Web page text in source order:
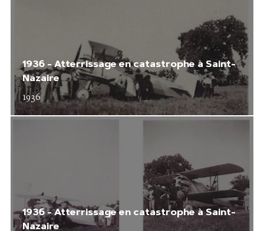
1936 - Atterrissage en catastrophe à Saint-
Nazaire
1936
1936 - Atterrissage en catastrophe à Saint-
Nazaire